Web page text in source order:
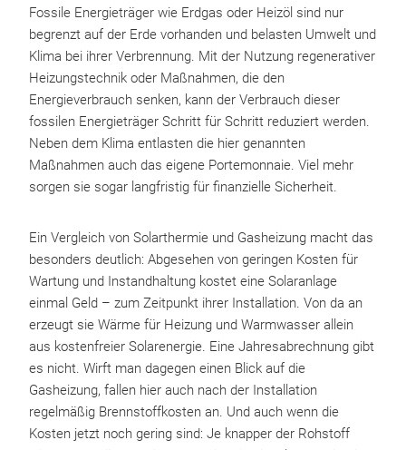
Fossile Energieträger wie Erdgas oder Heizöl sind nur
begrenzt auf der Erde vorhanden und belasten Umwelt und
Klima bei ihrer Verbrennung. Mit der Nutzung regenerativer
Heizungstechnik oder Maßnahmen, die den
Energieverbrauch senken, kann der Verbrauch dieser
fossilen Energieträger Schritt für Schritt reduziert werden.
Neben dem Klima entlasten die hier genannten
Maßnahmen auch das eigene Portemonnaie. Viel mehr
sorgen sie sogar langfristig für finanzielle Sicherheit.
Ein Vergleich von Solarthermie und Gasheizung macht das
besonders deutlich: Abgesehen von geringen Kosten für
Wartung und Instandhaltung kostet eine Solaranlage
einmal Geld – zum Zeitpunkt ihrer Installation. Von da an
erzeugt sie Wärme für Heizung und Warmwasser allein
aus kostenfreier Solarenergie. Eine Jahresabrechnung gibt
es nicht. Wirft man dagegen einen Blick auf die
Gasheizung, fallen hier auch nach der Installation
regelmäßig Brennstoffkosten an. Und auch wenn die
Kosten jetzt noch gering sind: Je knapper der Rohstoff